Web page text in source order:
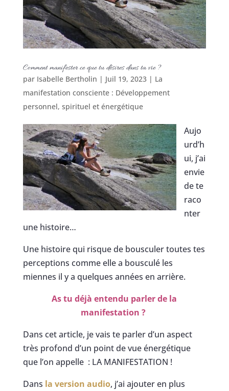
Comment manifester ce que tu désires dans ta vie ?
par Isabelle Bertholin | Juil 19, 2023| La
manifestation consciente : Développement
personnel, spirituel et énergétique
Aujo
urd’h
ui, j’ai
envie
de te
raco
nter
une histoire…
Une histoire qui risque de bousculer toutes tes
perceptions comme elle a bousculé les
miennes il y a quelques années en arrière.
As tu déjà entendu parler de la
manifestation ?
Dans cet article, je vais te parler d’un aspect
très profond d’un point de vue énergétique
que l’on appelle : LA MANIFESTATION !
Dans la version audio, j’ai ajouter en plus